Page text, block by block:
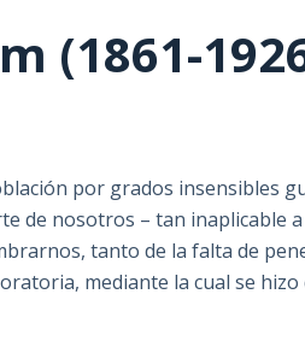
(1861-
por grados insensibles
de nosotros – tan inaplicable
tanto de la falta de
mediante la cual se